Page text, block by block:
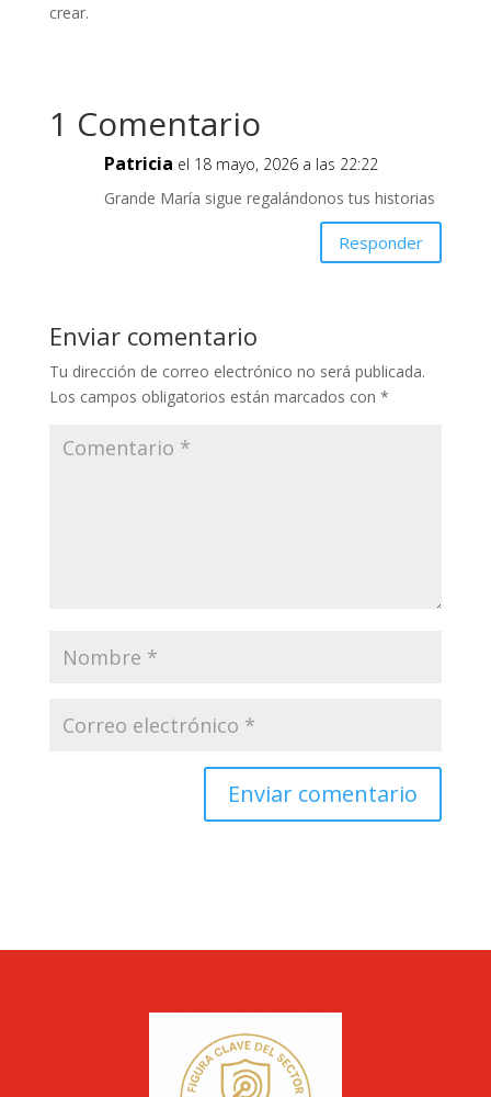
crear.
1 Comentario
Patricia el 18 mayo, 2026 a las 22:22
Grande María sigue regalándonos tus historias
Responder
Enviar comentario
Tu dirección de correo electrónico no será publicada.
Los campos obligatorios están marcados con *